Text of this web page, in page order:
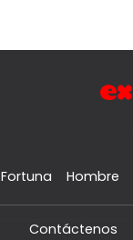
Fortuna Hombre
Contáctenos